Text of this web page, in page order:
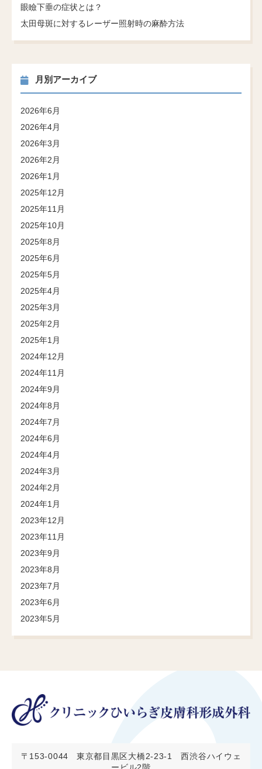
眼瞼下垂の症状とは？
太田母斑に対するレーザー照射時の麻酔方法
月別アーカイブ
2026年6月
2026年4月
2026年3月
2026年2月
2026年1月
2025年12月
2025年11月
2025年10月
2025年8月
2025年6月
2025年5月
2025年4月
2025年3月
2025年2月
2025年1月
2024年12月
2024年11月
2024年9月
2024年8月
2024年7月
2024年6月
2024年4月
2024年3月
2024年2月
2024年1月
2023年12月
2023年11月
2023年9月
2023年8月
2023年7月
2023年6月
2023年5月
〒153-0044
東京都目黒区大橋2-23-1 西渋谷ハイウェ